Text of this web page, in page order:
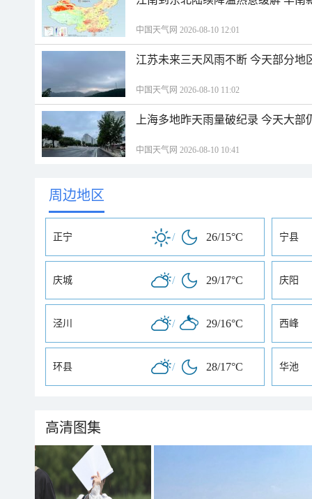
中国天气网 2026-08-10 12:01
江苏未来三天风雨不断 今天部分地
中国天气网 2026-08-10 11:02
上海多地昨天雨量破纪录 今天大
中国天气网 2026-08-10 10:41
周边地区
正宁 / 26/15°C 宁县
庆城 / 29/17°C 庆阳
泾川 / 29/16°C 西峰
环县 / 28/17°C 华池
高清图集